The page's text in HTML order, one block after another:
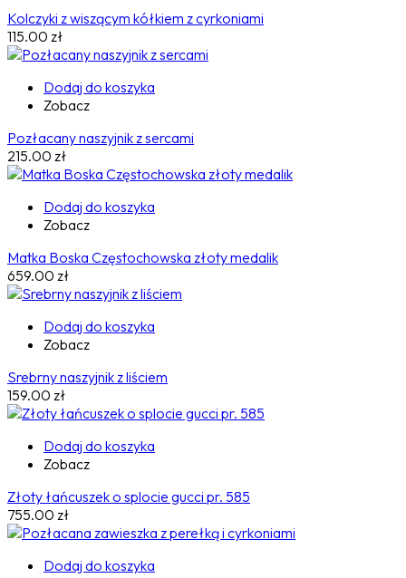
Kolczyki z wiszącym kółkiem z cyrkoniami
115.00 zł
Dodaj do koszyka
Zobacz
Pozłacany naszyjnik z sercami
215.00 zł
Dodaj do koszyka
Zobacz
Matka Boska Częstochowska złoty medalik
659.00 zł
Dodaj do koszyka
Zobacz
Srebrny naszyjnik z liściem
159.00 zł
Dodaj do koszyka
Zobacz
Złoty łańcuszek o splocie gucci pr. 585
755.00 zł
Dodaj do koszyka